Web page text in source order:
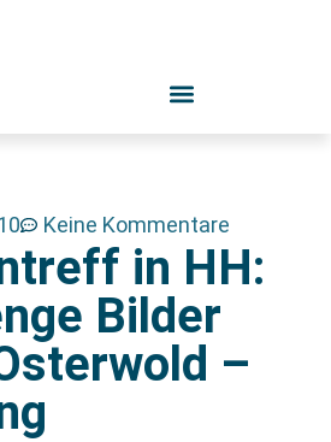
Keine Kommentare
in HH:
Bilder
–